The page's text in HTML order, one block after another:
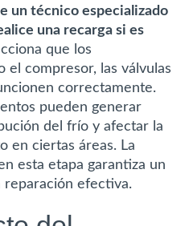
un técnico especializado
una recarga si es
que los
el compresor, las válvulas
correctamente.
pueden generar
del frío y afectar la
en ciertas áreas. La
esta etapa garantiza un
reparación efectiva.